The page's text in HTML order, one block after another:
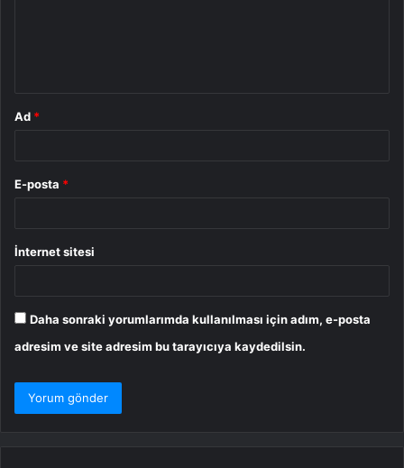
Ad *
E-posta *
İnternet sitesi
Daha sonraki yorumlarımda kullanılması için adım, e-posta
adresim ve site adresim bu tarayıcıya kaydedilsin.